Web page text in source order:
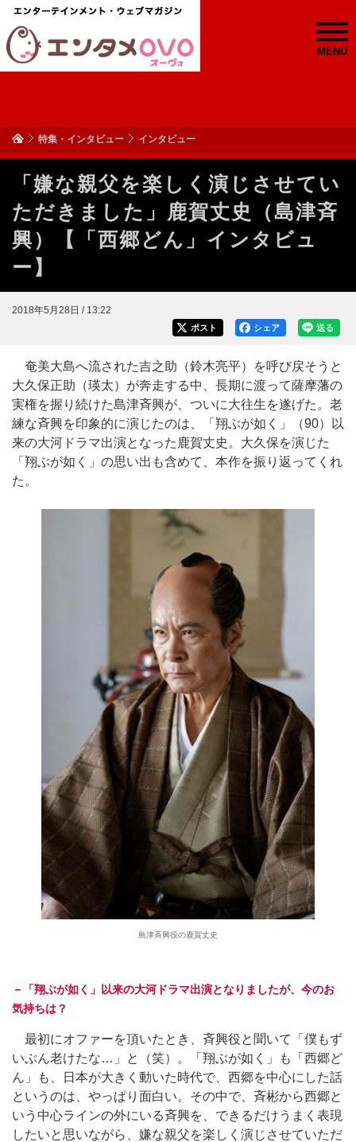
MENU
特集・インタビュー インタビュー
「嫌な親父を楽しく演じさせてい
ただきました」鹿賀丈史（島津斉
興）【「西郷どん」インタビュ
ー】
2018年5月28日 / 13:22
送る
シェア
ポスト
奄美大島へ流された吉之助（鈴木亮平）を呼び戻そうと
大久保正助（瑛太）が奔走する中、長期に渡って薩摩藩の
実権を握り続けた島津斉興が、ついに大往生を遂げた。老
練な斉興を印象的に演じたのは、「翔ぶが如く」（90）以
来の大河ドラマ出演となった鹿賀丈史。大久保を演じた
「翔ぶが如く」の思い出も含めて、本作を振り返ってくれ
た。
島津斉興役の鹿賀丈史
－「翔ぶが如く」以来の大河ドラマ出演となりましたが、今のお
気持ちは？
最初にオファーを頂いたとき、斉興役と聞いて「僕もず
いぶん老けたな…」と（笑）。「翔ぶが如く」も「西郷ど
ん」も、日本が大きく動いた時代で、西郷を中心にした話
というのは、やっぱり面白い。その中で、斉彬から西郷と
いう中心ラインの外にいる斉興を、できるだけうまく表現
したいと思いながら、嫌な親父を楽しく演じさせていただ